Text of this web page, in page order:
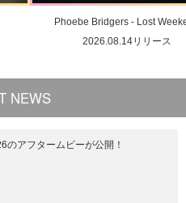
Phoebe Bridgers - Lost
2026.08.14リリース
NEWS
のアフタームビーが公開！